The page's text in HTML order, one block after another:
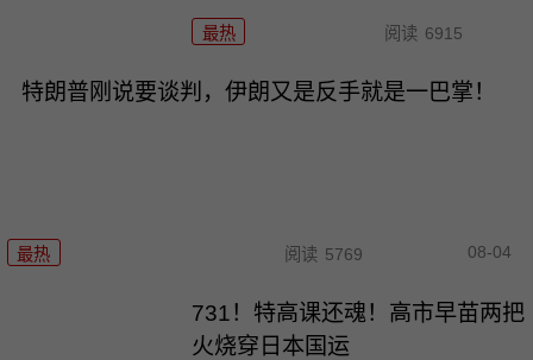
最热 阅读 6915
特朗普刚说要谈判，伊朗又是反手就是一巴掌！
最热 阅读 5769 08-04
731！特高课还魂！高市早苗两把
火烧穿日本国运